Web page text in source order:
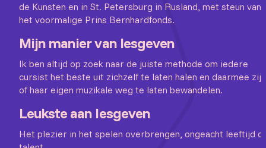
de Kunsten en in St. Petersburg in Rusland, met steun van
het voormalige Prins Bernhardfonds.
Mijn manier van lesgeven
Ik ben altijd op zoek naar de juiste methode om iedere
cursist het beste uit zichzelf te laten halen en daarmee zijn
of haar eigen muzikale weg te laten bewandelen.
Leukste aan lesgeven
Het plezier in het spelen overbrengen, ongeacht leeftijd of